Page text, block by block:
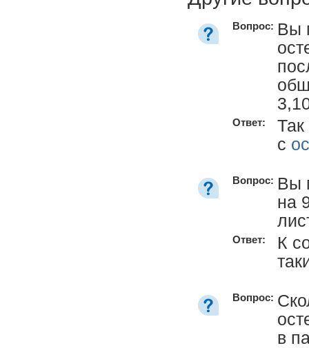
Вопрос: Вы
Ответ:
с
Вопрос: Вы
на
Ответ:
К
Вопрос:
в